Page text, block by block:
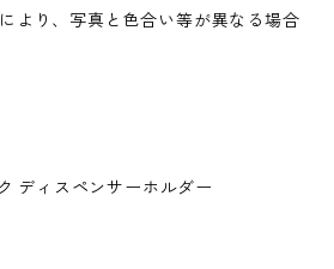
より、写真と色合い等が異なる場合
ディスペンサーホルダー